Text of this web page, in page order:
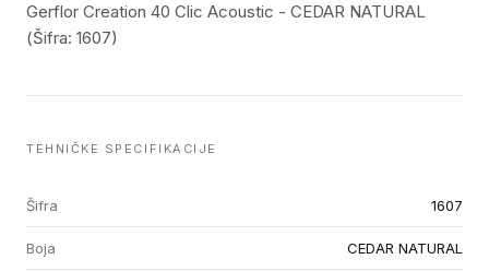
Gerflor Creation 40 Clic Acoustic - CEDAR NATURAL
(Šifra: 1607)
TEHNIČKE SPECIFIKACIJE
Šifra 1607
Boja CEDAR NATURAL